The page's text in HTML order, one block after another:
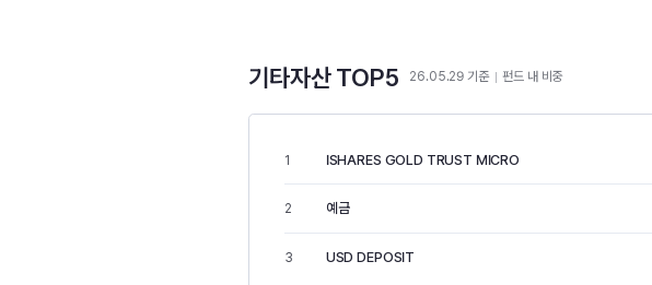
기타자산 TOP5 26.05.29 기준 펀드 내 비중
1 ISHARES GOLD TRUST MICRO
2 예금
3 USD DEPOSIT